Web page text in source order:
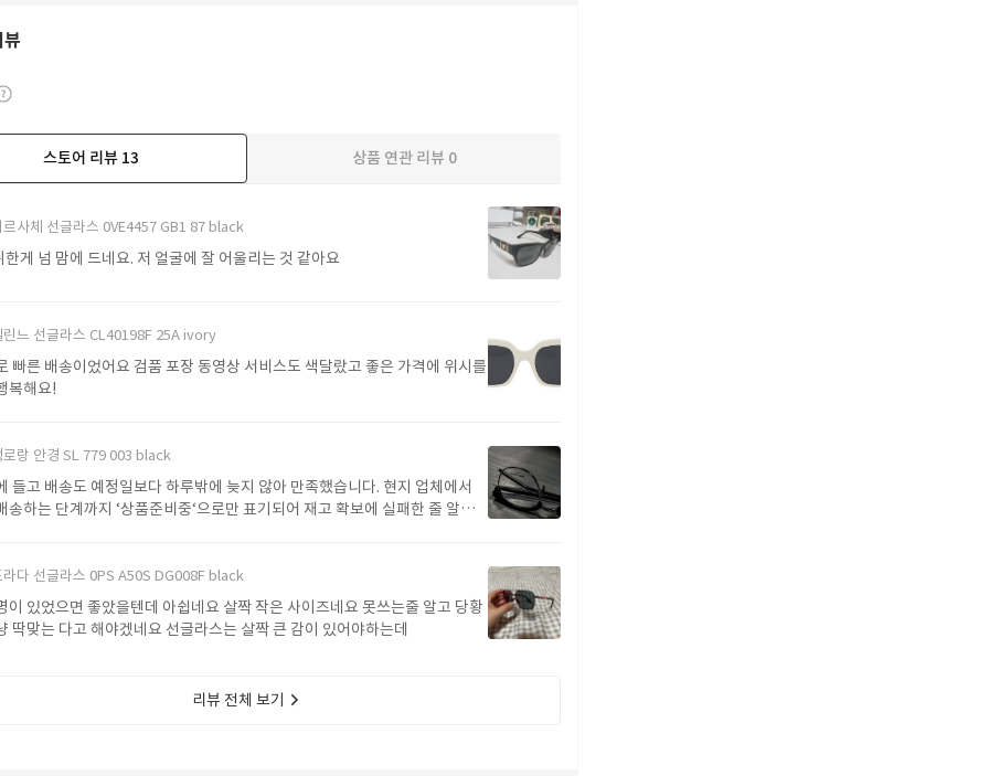
스토어 리뷰 13 상품 연관 리뷰 0
르사체 선글라스 0VE4457 GB1 87 black
게 넘 맘에 드네요. 저 얼굴에 잘 어울리는 것 같아요
린느 선글라스 CL40198F 25A ivory
빠른 배송이었어요 검품 포장 동영상 서비스도 색달랐고 좋은 가격에 위시를
복해요!
로랑 안경 SL 779 003 black
배송도 예정일보다 하루밖에 늦지 않아 만족했습니다. 현지 업체에서
송하는 단계까지 ‘상품준비중‘으로만 표기되어 재고 확보에 실패한 줄 알고
라다 선글라스 0PS A50S DG008F black
좋았을텐데 아쉽네요 살짝 작은 사이즈네요 못쓰는줄 알고 당황
했는데 그냥 딱맞는 다고 해야겠네요 선글라스는 살짝 큰 감이 있어야하는데
리뷰 전체 보기